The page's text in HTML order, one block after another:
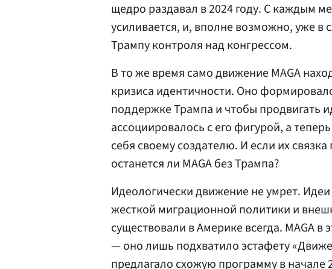
щедро раздавал в 2024 году. С каждым
усиливается, и, вполне возможно, уже в
Трампу контроля над конгрессом.
В то же время само движение MAGA
кризиса идентичности. Оно
поддержке Трампа и чтобы продвигать
ассоциировалось с его фигурой, а
себя своему создателю. И если их
останется ли MAGA без Трампа?
Идеологически движение не умрет.
жесткой миграционной политики и
существовали в Америке всегда. MAGA
— оно лишь подхватило эстафету
предлагало схожую программу в начале